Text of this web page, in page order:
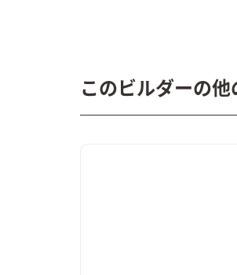
このビルダーの他